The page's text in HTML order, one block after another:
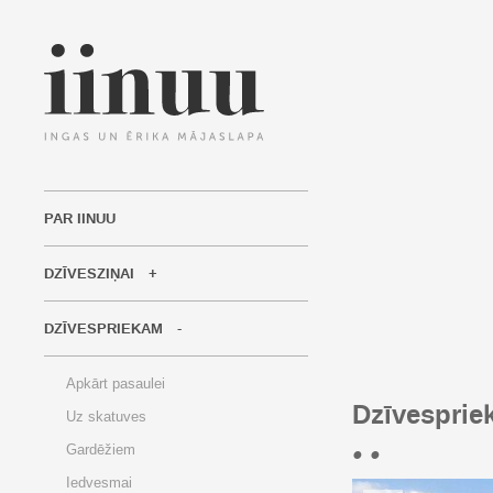
PAR IINUU
DZĪVESZIŅAI
DZĪVESPRIEKAM
Apkārt pasaulei
Uz skatuves
Gardēžiem
Iedvesmai
• •